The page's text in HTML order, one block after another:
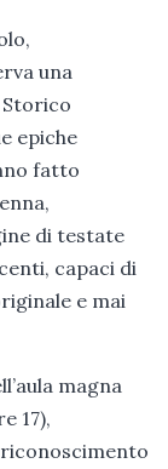
una
epiche
fatto
di testate
capaci di
e mai
magna
17),